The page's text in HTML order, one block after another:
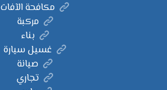
مكافحة الآفات
مركبة
بناء
غسيل سيارة
صيانة
تجاري